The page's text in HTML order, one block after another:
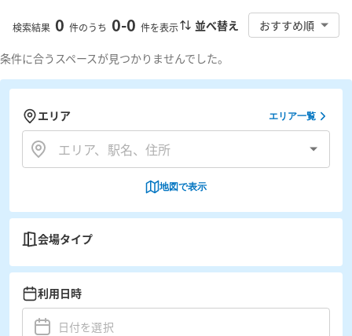
検索結果 0 件のうち 0-0 件を表示 並べ替え おすすめ順
条件に合うスペースが見つかりませんでした。
エリア エリア一覧
地図で表示
会場タイプ
利用日時